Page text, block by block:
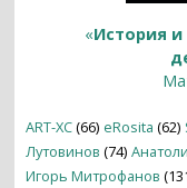
«История
ART-XC(66) eRosita (62)
Лутовинов (74)
Игорь Митрофанов